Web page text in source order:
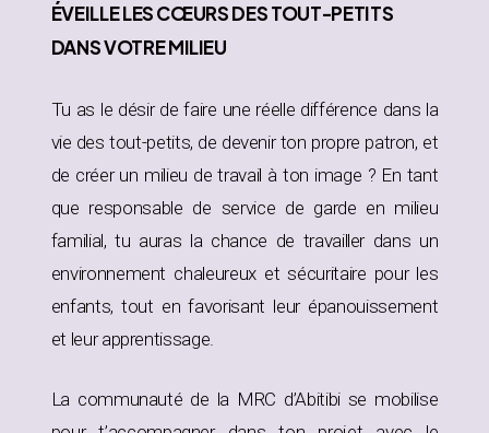
ÉVEILLELES CŒURS DES TOUT-PETITS
DANSVOTRE MILIEU
Tu as le désir de faire une réelle différence dans la
vie des tout-petits, de devenir ton propre patron, et
de créer un milieu de travail à ton image ? En tant
que responsable de service de garde en milieu
familial, tu auras la chance de travailler dans un
environnement chaleureux et sécuritaire pour les
enfants, tout en favorisant leur épanouissement
et leur apprentissage.
La communauté de la MRC d’Abitibi se mobilise